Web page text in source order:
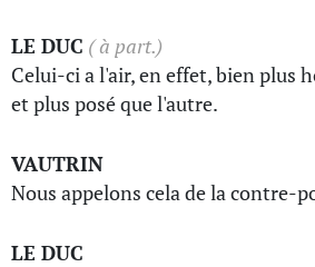
LE DUC ( à part.)
Celui-ci a l'air, en effet, bien plus
et plus posé que l'autre.
VAUTRIN
Nous appelons cela de la contre-
LE DUC